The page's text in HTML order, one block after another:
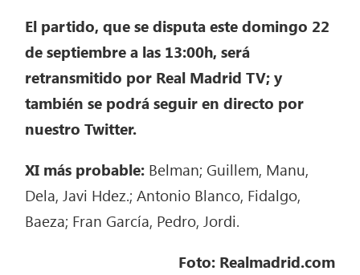
El partido, que se disputa este domingo 22
de septiembre a las 13:00h, será
retransmitido por Real Madrid TV; y
también se podrá seguir en directo por
nuestro Twitter.
XI más probable: Belman; Guillem, Manu,
Dela, Javi Hdez.; Antonio Blanco, Fidalgo,
Baeza; Fran García, Pedro, Jordi.
Foto: Realmadrid.com